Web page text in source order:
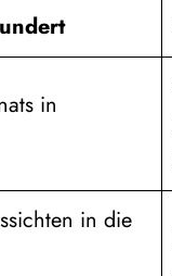
in
in die